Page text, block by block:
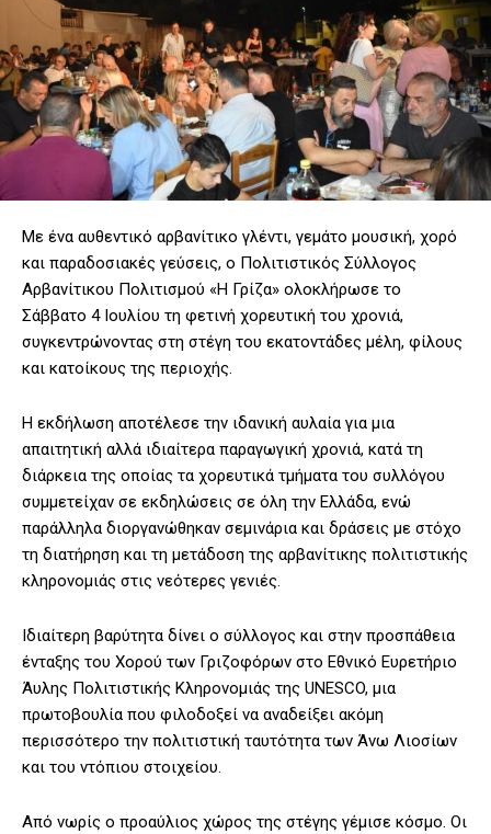
Με ένα αυθεντικό αρβανίτικο γλέντι, γεμάτο μουσική, χορό
και παραδοσιακές γεύσεις, ο Πολιτιστικός Σύλλογος
Αρβανίτικου Πολιτισμού «Η Γρίζα» ολοκλήρωσε το
Σάββατο 4 Ιουλίου τη φετινή χορευτική του χρονιά,
συγκεντρώνοντας στη στέγη του εκατοντάδες μέλη, φίλους
και κατοίκους της περιοχής.
Η εκδήλωση αποτέλεσε την ιδανική αυλαία για μια
απαιτητική αλλά ιδιαίτερα παραγωγική χρονιά, κατά τη
διάρκεια της οποίας τα χορευτικά τμήματα του συλλόγου
συμμετείχαν σε εκδηλώσεις σε όλη την Ελλάδα, ενώ
παράλληλα διοργανώθηκαν σεμινάρια και δράσεις με στόχο
τη διατήρηση και τη μετάδοση της αρβανίτικης πολιτιστικής
κληρονομιάς στις νεότερες γενιές.
Ιδιαίτερη βαρύτητα δίνει ο σύλλογος και στην προσπάθεια
ένταξης του Χορού των Γριζοφόρων στο Εθνικό Ευρετήριο
Άυλης Πολιτιστικής Κληρονομιάς της UNESCO, μια
πρωτοβουλία που φιλοδοξεί να αναδείξει ακόμη
περισσότερο την πολιτιστική ταυτότητα των Άνω Λιοσίων
και του ντόπιου στοιχείου.
Από νωρίς ο προαύλιος χώρος της στέγης γέμισε κόσμο. Οι